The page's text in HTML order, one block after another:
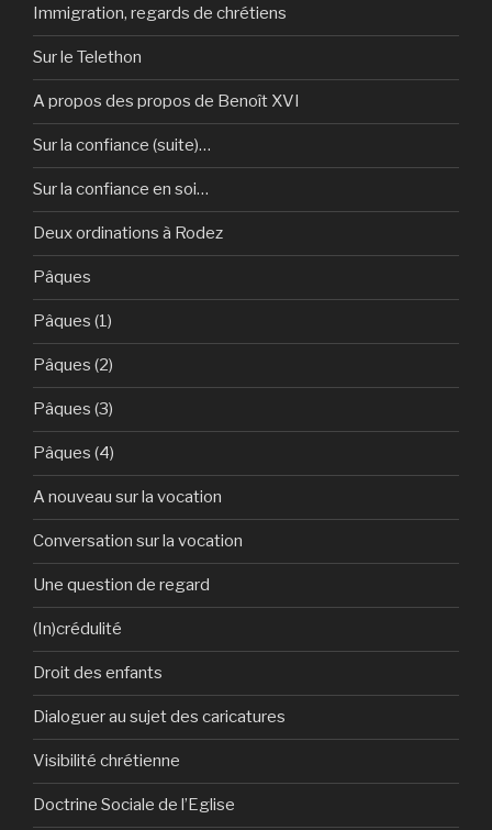
Immigration, regards de chrétiens
Sur le Telethon
A propos des propos de Benoît XVI
Sur la confiance (suite)…
Sur la confiance en soi…
Deux ordinations à Rodez
Pâques
Pâques (1)
Pâques (2)
Pâques (3)
Pâques (4)
A nouveau sur la vocation
Conversation sur la vocation
Une question de regard
(In)crédulité
Droit des enfants
Dialoguer au sujet des caricatures
Visibilité chrétienne
Doctrine Sociale de l’Eglise